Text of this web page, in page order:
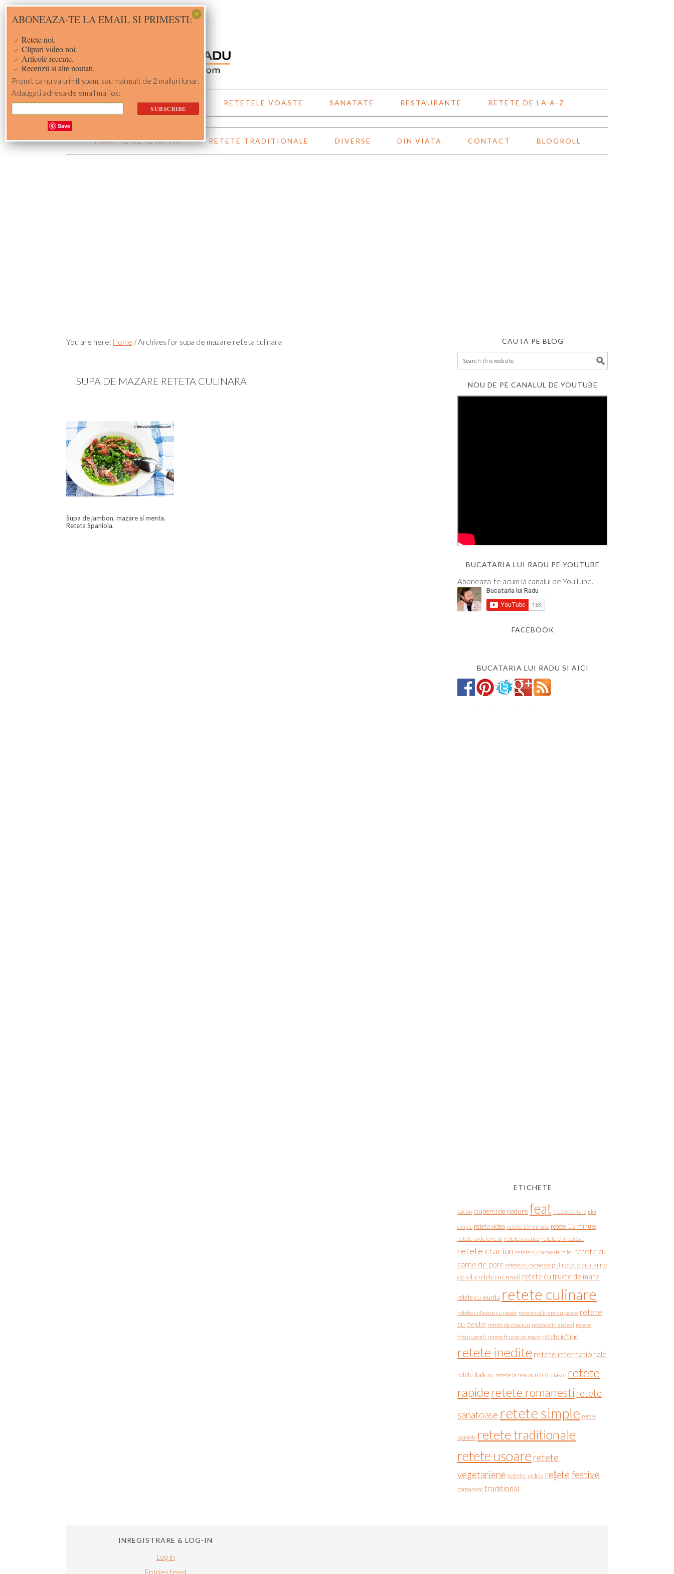
Skip
to
Skip
to
Skip
to
Skip
to
ACASA RETETE RETETELE VOASTE SANATATE RESTAURANTE RETETE DE LA A-Z
TRIMITE RETETA TA! RETETE TRADITIONALE DIVERSE DIN VIATA CONTACT BLOGROLL
You are here: Home /Archives for supa de mazare reteta culinara
SUPA DE MAZARE RETETA CULINARA
Supa de jambon, mazare si menta.
Reteta Spaniola.
CAUTA PE BLOG
NOU DE PE CANALUL DE YOUTUBE
BUCATARIA LUI RADU PE YOUTUBE
Aboneaza-te acum la canalul de YouTube.
FACEBOOK
BUCATARIA LUI RADU SI AICI
ETICHETE
bacon ciuperci de padure feat fructe de mare idei
simple reteta video retete 10 minute retete 15 minute
retete ardelenesti retete asiatice retete chinezesti
retete craciun retete cu carne de miel retete cu
carne de porc retete cu carne de pui retete cu carne
de vita retete cu creveti retete cu fructe de mare
retete cu leurda retete culinare
retete culinare cu paste retete culinare cu peste retete
cu peste retete de craciun retete din ardeal retete
frantuzesti retete fructe de mare retete ieftine
retete inedite retete internationale
retete italiene retete la ceaun retete paste retete
rapideretete romanesti retete
sanatoase retete simple retete
spaniole retete traditionale
retete usoare retete
vegetariene retete video rețete festive
romanesc traditional
INREGISTRARE & LOG-IN
Log in
Entries feed
ABONEAZA-TE LA EMAIL SI PRIMESTI:
Retete noi.
Clipuri video noi.
Articole recente.
Recenzii si alte noutati.
Promit ca nu va trimit spam, sau mai mult de 2 mailuri lunar.
Adaugati adresa de email mai jos:
Save